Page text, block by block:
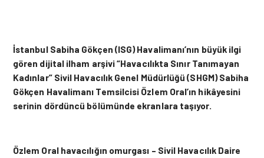
İstanbul Sabiha Gökçen (ISG) Havalimanı’nın büyük ilgi
gören dijital ilham arşivi “Havacılıkta Sınır Tanımayan
Kadınlar” Sivil Havacılık Genel Müdürlüğü (SHGM) Sabiha
Gökçen Havalimanı Temsilcisi Özlem Oral’ın hikâyesini
serinin dördüncü bölümünde ekranlara taşıyor.
Özlem Oral havacılığın omurgası – Sivil Havacılık Daire